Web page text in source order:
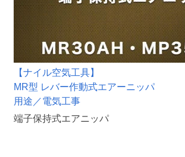
【ナイル空気工具】
MR型 レバー作動式エアーニッパ
用途／電気工事
端子保持式エアニッパ